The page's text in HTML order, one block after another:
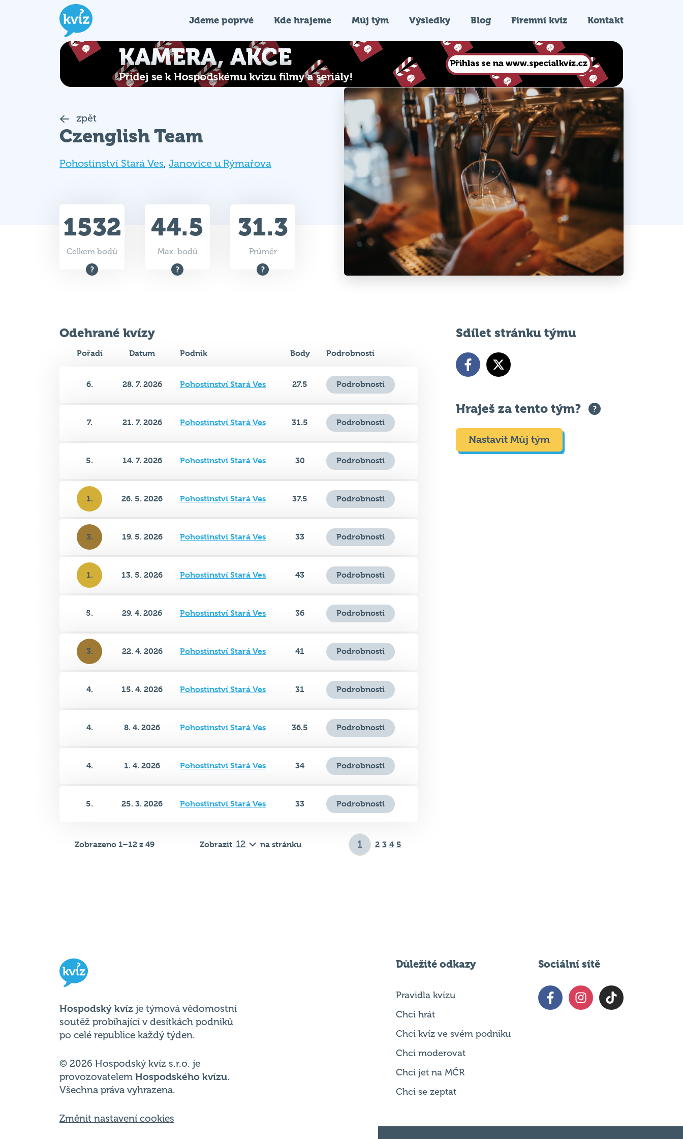
Jdeme poprvé Kde hrajeme Můj tým Výsledky Blog Firemní kvíz Kontakt
Pohostinství Stará Ves
7. 21. 7. 2026 Pohostinství Stará Ves 31.5 Podrobnosti
5. 14. 7. 2026 Pohostinství Stará Ves 30 Podrobnosti
1. 26. 5. 2026 Pohostinství Stará Ves 37.5 Podrobnosti
3. 19. 5. 2026 Pohostinství Stará Ves 33 Podrobnosti
1. 13. 5. 2026 Pohostinství Stará Ves 43 Podrobnosti
5. 29. 4. 2026 Pohostinství Stará Ves 36 Podrobnosti
3. 22. 4. 2026 Pohostinství Stará Ves 41 Podrobnosti
4. 15. 4. 2026 Pohostinství Stará Ves 31 Podrobnosti
4. 8. 4. 2026 Pohostinství Stará Ves 36.5 Podrobnosti
4. 1. 4. 2026 Pohostinství Stará Ves 34 Podrobnosti
5. 25. 3. 2026 Pohostinství Stará Ves 33 Podrobnosti
Zobrazeno 1–12 z 49 Zobrazit na stránku 2 3 4
Hraješ za tento tým?
Nastavit Můj tým
Hospodský kvíz
soutěž probíhající v desítkách podniků
© 2026 Hospodský kvíz s.r.o. je
provozovatelem Hospodského kvízu
Změnit nastavení cookies
Pravidla kvízu
Chci kvíz ve svém podniku
Chci moderovat
Chci jet na MČR
Chci se zeptat